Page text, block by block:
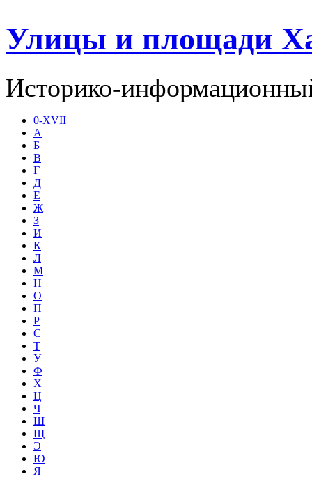
Улицы и площади
Историко-
0-XVII
А
Б
В
Г
Д
Е
Ж
З
И
К
Л
М
Н
О
П
Р
С
Т
У
Ф
Х
Ц
Ч
Ш
Щ
Э
Ю
Я